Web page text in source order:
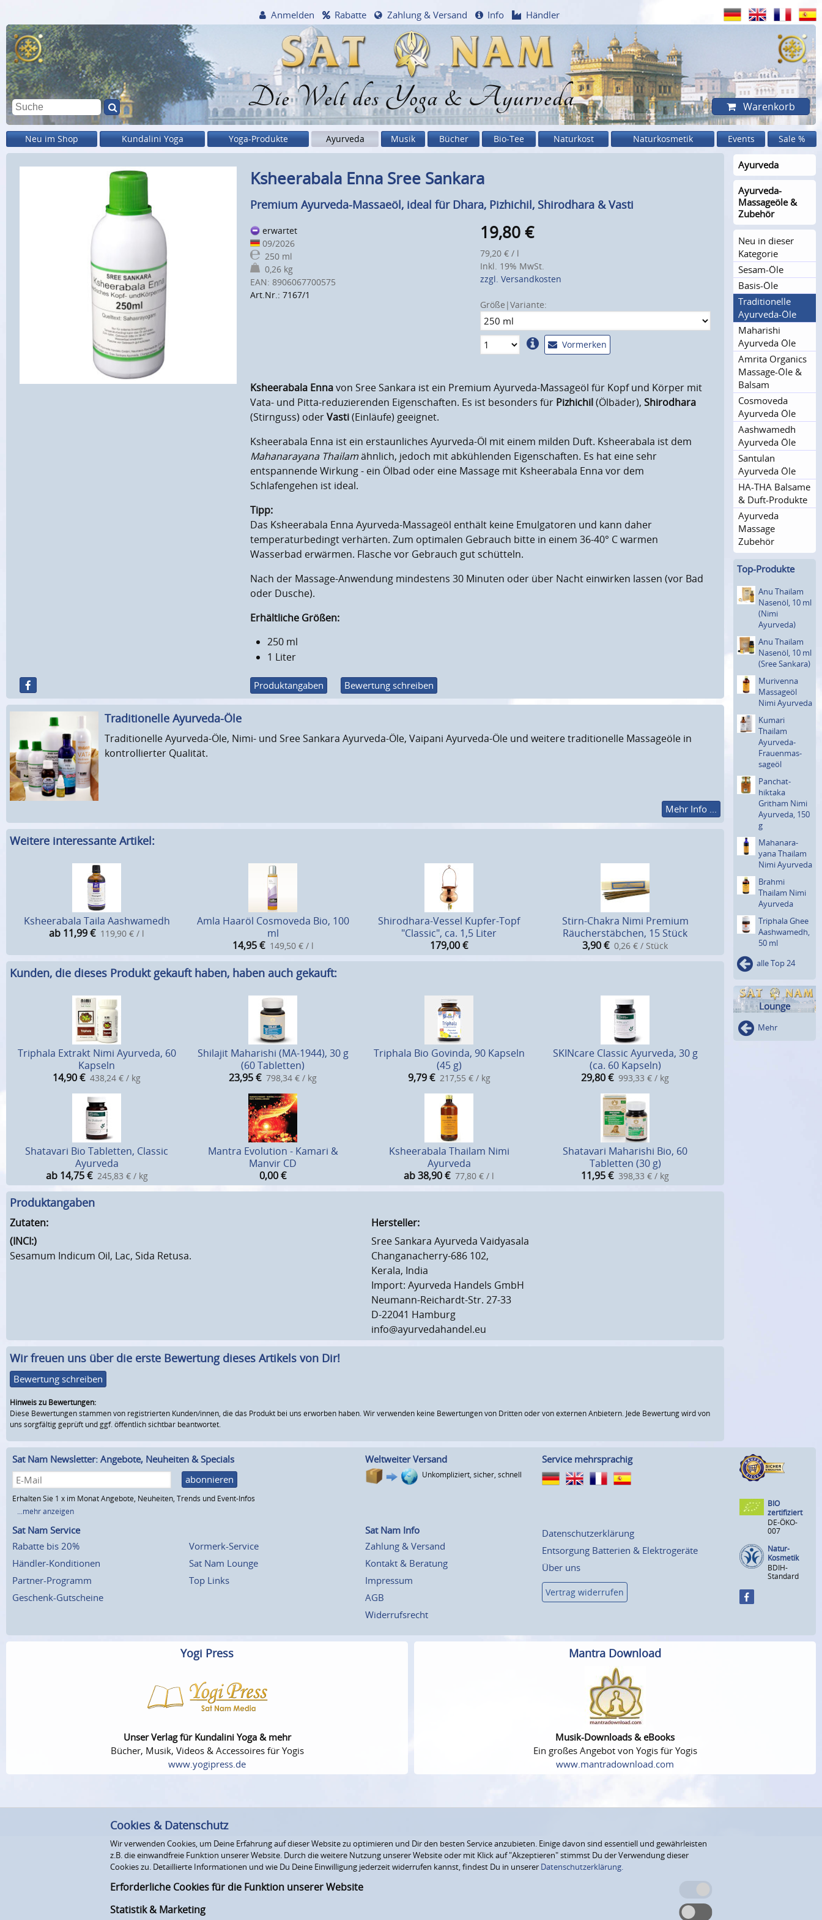
Die Welt des Yoga & Ayurveda
Anmelden Rabatte Zahlung & Versand Info Händler
Warenkorb
Neu im Shop Kundalini Yoga Yoga-Produkte Ayurveda Musik Bücher Bio-Tee Naturkost Naturkosmetik Events Sale %
Ksheerabala Enna Sree Sankara
Premium Ayurveda-Massaeöl, ideal für Dhara, Pizhichil, Shirodhara & Vasti
erwartet
09/2026
250 ml
0,26 kg
EAN: 8906067700575
Art.Nr.: 7167/1
19,80€
79,20 € / l
Inkl. 19% MwSt.
zzgl. Versandkosten
Größe|Variante:
Vormerken
Ksheerabala Ennavon Sree Sankara ist ein Premium Ayurveda-Massageöl für Kopf und Körper mit
Vata- und Pitta-reduzierenden Eigenschaften. Es ist besonders für Pizhichil(Ölbäder), Shirodhara
(Stirnguss) oderVasti(Einläufe) geeignet.
Ksheerabala Enna ist ein erstaunliches Ayurveda-Öl mit einem milden Duft. Ksheerabala ist dem
Mahanarayana Thailamähnlich, jedoch mit abkühlenden Eigenschaften. Es hat eine sehr
entspannende Wirkung - ein Ölbad oder eine Massage mit Ksheerabala Enna vor dem
Schlafengehen ist ideal.
Tipp:
Das Ksheerabala Enna Ayurveda-Massageöl enthält keine Emulgatoren und kann daher
temperaturbedingt verhärten. Zum optimalen Gebrauch bitte in einem 36-40° C warmen
Wasserbad erwärmen. Flasche vor Gebrauch gut schütteln.
Nach der Massage-Anwendung mindestens 30 Minuten oder über Nacht einwirken lassen (vor Bad
oder Dusche).
Erhältliche Größen:
250 ml
1 Liter
Produktangaben Bewertung schreiben
Traditionel­le Ayurveda-Öle
Traditionelle Ayurveda-Öle, Nimi- und Sree Sankara Ayurveda-Öle, Vaipani Ayurveda-Öle und weitere traditionelle Massageöle in
kontrollierter Qualität.
Mehr Info ...
Weitere interessante Artikel:
Ksheerabala Taila Aashwamedh
ab 11,99€ 119,90 € / l
Amla Haaröl Cosmoveda Bio, 100
ml
14,95 € 149,50 € / l
Shirodhara-Vessel Kupfer-Topf
"Classic", ca. 1,5 Liter
179,00€
Stirn-Chakra Nimi Premium
Räucherstäbchen, 15 Stück
3,90€ 0,26 € / Stück
Kunden, die dieses Produkt gekauft haben, haben auch gekauft:
Triphala Extrakt Nimi Ayurveda, 60
Kapseln
14,90€ 438,24 € / kg
Shilajit Maharishi (MA-1944), 30 g
(60 Tabletten)
23,95€ 798,34 € / kg
Triphala Bio Govinda, 90 Kapseln
(45 g)
9,79 € 217,55 € / kg
SKINcare Classic Ayurveda, 30 g
(ca. 60 Kapseln)
29,80€ 993,33 € / kg
Shatavari Bio Tabletten, Classic
Ayurveda
ab 14,75 € 245,83 € / kg
Mantra Evolution - Kamari &
Manvir CD
0,00€
Ksheerabala Thailam Nimi
Ayurveda
ab 38,90€ 77,80 € / l
Shatavari Maharishi Bio, 60
Tabletten (30 g)
11,95€ 398,33 € / kg
Produktangaben
Zutaten:
(INCI:)
Sesamum Indicum Oil, Lac, Sida Retusa.
Hersteller:
Sree Sankara Ayurveda Vaidyasala
Changanacherry-686 102,
Kerala, India
Import: Ayurveda Handels GmbH
Neumann-Reichardt-Str. 27-33
D-22041 Hamburg
info@ayurvedahandel.eu
Wir freuen uns über die erste Bewertung dieses Artikels von Dir!
Bewertung schreiben
Hinweis zu Bewertungen:
Diese Bewertungen stammen von registrierten Kunden/innen, die das Produkt bei uns erworben haben. Wir verwenden keine Bewertungen von Dritten oder von externen Anbietern. Jede Bewertung wird von
uns sorgfältig geprüft und ggf. öffentlich sichtbar beantwortet.
Ayurveda
Ayurveda-
Massageöle &
Zubehör
Neu in dieser
Kategorie
Sesam-Öle
Basis-Öle
Traditionel­le
Ayurveda-Öle
Maharishi
Ayurveda Öle
Amrita Organics
Massage-Öle &
Balsam
Cosmoveda
Ayurveda Öle
Aashwamedh
Ayurveda Öle
Santulan
Ayurveda Öle
HA-THA Balsame
& Duft-Produkte
Ayurveda
Massage
Zubehör
Top-Produkte
Anu Thailam
Nasenöl, 10 ml
(Nimi
Ayurveda)
Anu Thailam
Nasenöl, 10 ml
(Sree Sankara)
Murivenna
Massageöl
Nimi Ayurveda
Kumari
Thailam
Ayurveda-
Frauenmas­
sageöl
Panchat­
hiktaka
Gritham Nimi
Ayurveda, 150
g
Mahanara­
yana Thailam
Nimi Ayurveda
Brahmi
Thailam Nimi
Ayurveda
Triphala Ghee
Aashwa­medh,
50 ml
alle Top 24
Lounge
Mehr
Sat Nam Newsletter: Angebote, Neuheiten & Specials
abonnieren
Erhalten Sie 1 x im Monat Angebote, Neuheiten, Trends und Event-Infos
...mehr anzeigen
Weltweiter Versand
Unkompliziert, sicher, schnell
Service mehrsprachig
Sat Nam Service
Rabatte bis 20%
Händler-Konditionen
Partner-Programm
Geschenk-Gutscheine
Vormerk-Service
Sat Nam Lounge
Top Links
Sat Nam Info
Zahlung & Versand
Kontakt & Beratung
Impressum
AGB
Widerrufsrecht
Datenschutzerklärung
Entsorgung Batterien & Elektrogeräte
Über uns
Vertrag widerrufen
BIO
zertifiziert
DE-ÖKO-
007
Natur-
Kosmetik
BDIH-
Standard
Yogi Press
Unser Verlag für Kundalini Yoga & mehr
Bücher, Musik, Videos & Accessoires für Yogis
www.yogipress.de
Mantra Download
Musik-Downloads & eBooks
Ein großes Angebot von Yogis für Yogis
www.mantradownload.com
Cookies & Datenschutz
Wir verwenden Cookies, um Deine Erfahrung auf dieser Website zu optimieren und Dir den besten Service anzubieten. Einige davon sind essentiell und gewährleisten
z.B. die einwandfreie Funktion unserer Website. Durch die weitere Nutzung unserer Website oder mit Klick auf "Akzeptieren" stimmst Du der Verwendung dieser
Cookies zu. Detaillierte Informationen und wie Du Deine Einwilligung jederzeit widerrufen kannst, findest Du in unserer Datenschutzerklärung.
Erforderliche Cookies für die Funktion unserer Website
Statistik & Marketing